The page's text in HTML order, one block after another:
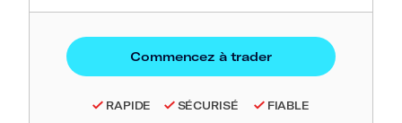
RAPIDE SÉCURISÉ FIABLE